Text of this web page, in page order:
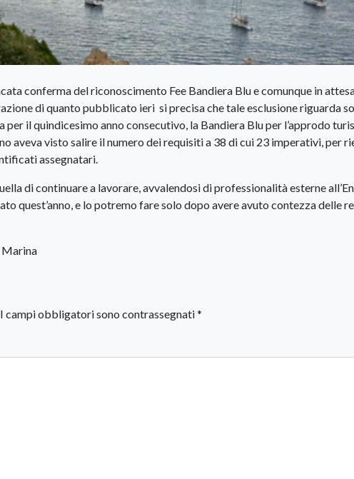
conferma del riconoscimento Fee Bandiera Blu e comunque in
di quanto pubblicato ieri si precisa che tale esclusione riguarda
per il quindicesimo anno consecutivo, la Bandiera Blu per l’approdo
aveva visto salire il numero dei requisiti a 38 di cui 23 imperativi, per
assegnatari.
di continuare a lavorare, avvalendosi di professionalità esterne
quest’anno, e lo potremo fare solo dopo avere avuto contezza delle
Marina
I campi obbligatori sono contrassegnati*